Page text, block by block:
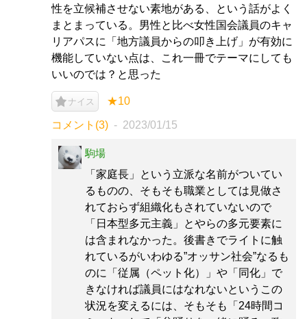
性を立候補させない素地がある、という話がよく
まとまっている。男性と比べ女性国会議員のキャ
リアパスに「地方議員からの叩き上げ」が有効に
機能していない点は、これ一冊でテーマにしても
いいのでは？と思った
ナイス ★10
コメント(3) 2023/01/15
駒場
「家庭長」という立派な名前がついてい
るものの、そもそも職業としては見做さ
れておらず組織化もされていないので
「日本型多元主義」とやらの多元要素に
は含まれなかった。後書きでライトに触
れているがいわゆる”オッサン社会”なるも
のに「従属（ペット化）」や「同化」で
きなければ議員にはなれないというこの
状況を変えるには、そもそも「24時間コ